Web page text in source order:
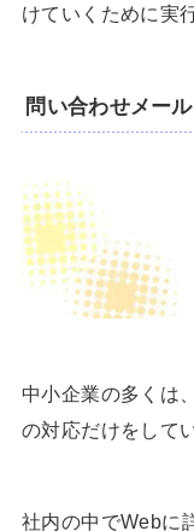
けていくために実
問い合わせメール
中小企業の多くは
の対応だけをして
社内の中でWebに